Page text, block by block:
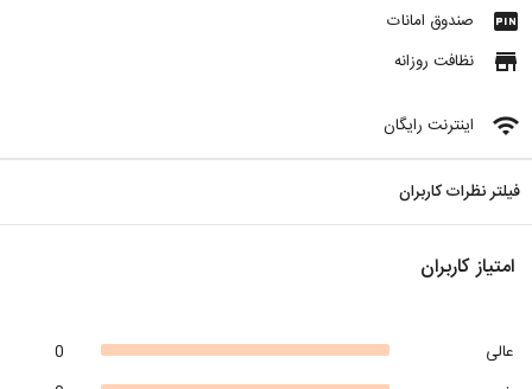
fiber_pin صندوق امانات
store نظافت روزانه
wifi اینترنت رایگان
فیلتر نظرات کاربران
امتیاز کاربران
0
عالی